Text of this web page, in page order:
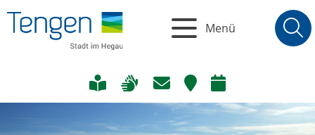
Menü